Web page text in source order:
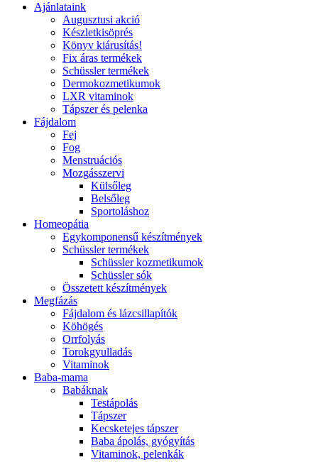
Ajánlataink
Augusztusi akció
Készletkisöprés
Könyv kiárusítás!
Fix áras termékek
Schüssler termékek
Dermokozmetikumok
LXR vitaminok
Tápszer és pelenka
Fájdalom
Fej
Fog
Menstruációs
Mozgásszervi
Külsőleg
Belsőleg
Sportoláshoz
Homeopátia
Egykomponensű készítmények
Schüssler termékek
Schüssler kozmetikumok
Schüssler sók
Összetett készítmények
Megfázás
Fájdalom és lázcsillapítók
Köhögés
Orrfolyás
Torokgyulladás
Vitaminok
Baba-mama
Babáknak
Testápolás
Tápszer
Kecsketejes tápszer
Baba ápolás, gyógyítás
Vitaminok, pelenkák